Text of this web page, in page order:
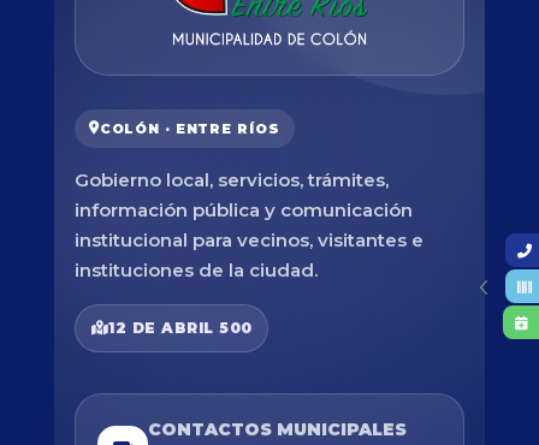
COLÓN · ENTRE RÍOS
Gobierno local, servicios, trámites,
información pública y comunicación
institucional para vecinos, visitantes e
instituciones de la ciudad.
12 DE ABRIL 500
CONTACTOS MUNICIPALES